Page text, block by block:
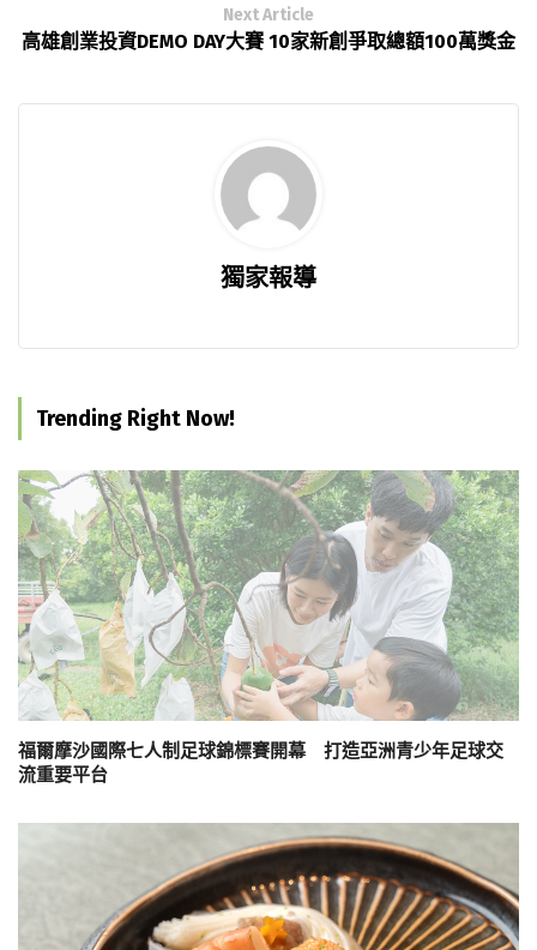
Next Article
高雄創業投資DEMO DAY大賽 10家新創爭取總額100萬獎金
獨家報導
Trending Right Now!
福爾摩沙國際七人制足球錦標賽開幕 打造亞洲青少年足球交
流重要平台